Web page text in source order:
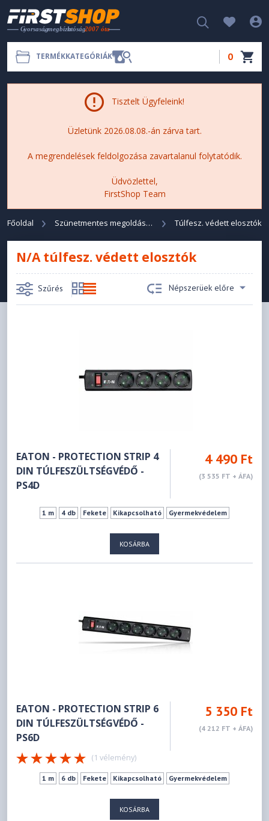
TERMÉKKATEGÓRIÁK 0
Tisztelt Ügyfeleink!
Üzletünk 2026.08.08.-án zárva tart.
A megrendelések feldolgozása zavartalanul folytatódik.
Üdvözlettel,
FirstShop Team
Főoldal Szünetmentes megoldások Túlfesz. védett elosztók
N/A túlfesz. védett elosztók
Szűrés Népszerüek előre
EATON - PROTECTION STRIP 4
DIN TÚLFESZÜLTSÉGVÉDŐ -
PS4D
4 490 Ft
(3 535 FT + ÁFA)
1 m 4 db Fekete Kikapcsolható Gyermekvédelem
KOSÁRBA
EATON - PROTECTION STRIP 6
DIN TÚLFESZÜLTSÉGVÉDŐ -
PS6D
5 350 Ft
(4 212 FT + ÁFA)
(1 vélemény)
1 m 6 db Fekete Kikapcsolható Gyermekvédelem
KOSÁRBA